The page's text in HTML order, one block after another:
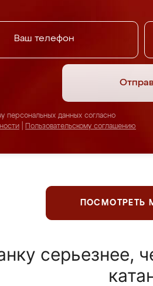
персональных данных согласно
Пользовательскому соглашению
ПОСМОТРЕТЬ
серьезнее,